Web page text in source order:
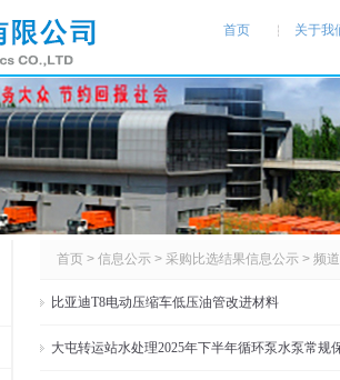
首页 关于我
首页 > 信息公示 > 采购比选结果信息公示 > 频
比亚迪T8电动压缩车低压油管改进材料
大屯转运站水处理2025年下半年循环泵水泵常规